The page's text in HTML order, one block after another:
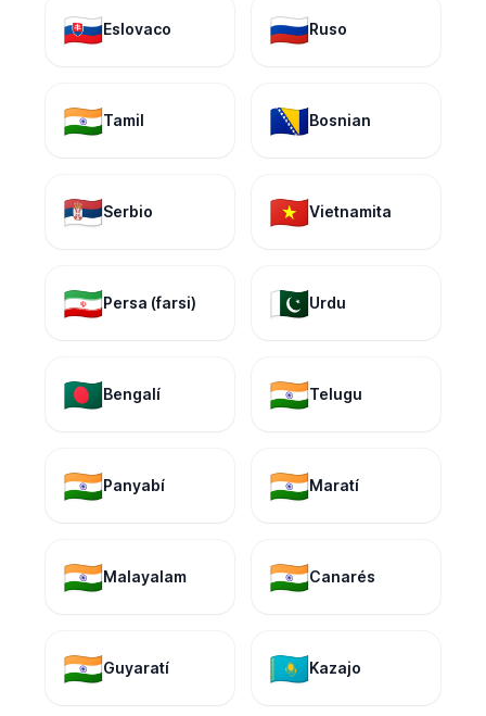
🇸🇰Eslovaco 🇷🇺Ruso
🇮🇳Tamil 🇧🇦Bosnian
🇷🇸Serbio 🇻🇳Vietnamita
🇮🇷Persa (farsi) 🇵🇰Urdu
🇧🇩Bengalí 🇮🇳Telugu
🇮🇳Panyabí 🇮🇳Maratí
🇮🇳Malayalam 🇮🇳Canarés
🇮🇳Guyaratí 🇰🇿Kazajo